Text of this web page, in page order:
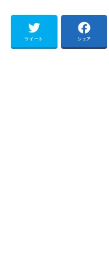
ツイート シェア